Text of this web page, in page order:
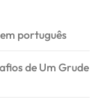
português
de Um Grude